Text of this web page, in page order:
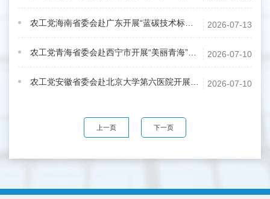
2026-07-13
农工党海南省委会赴广东开展“蓝碳技术标准国际互联互通”专题调研
2026-07-10
农工党青海省委会赴西宁市开展“美丽青海”建设专项民主监督调研
2026-07-10
农工党安徽省委会赴北京大学第六医院开展精神卫生服务体系建设专题调研
上一页 下一页